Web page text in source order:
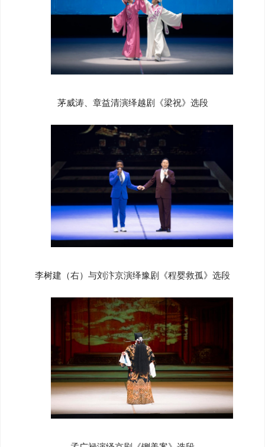
茅威涛、章益清演绎越剧《梁祝》选段
李树建（右）与刘汴京演绎豫剧《程婴救孤》选段